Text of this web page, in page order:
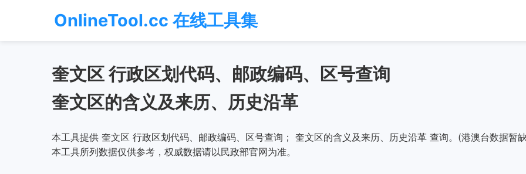
OnlineTool.cc 在线工具集
奎文区 行政区划代码、邮政编码、区号查询
奎文区的含义及来历、历史沿革
本工具提供 奎文区 行政区划代码、邮政编码、区号查询； 奎文区的含义及来历、历史沿革 查询。(港澳台数据暂
本工具所列数据仅供参考，权威数据请以民政部官网为准。